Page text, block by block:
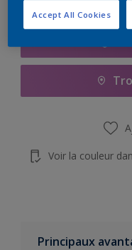
Voir la couleur
Principaux
Accept All Cookies